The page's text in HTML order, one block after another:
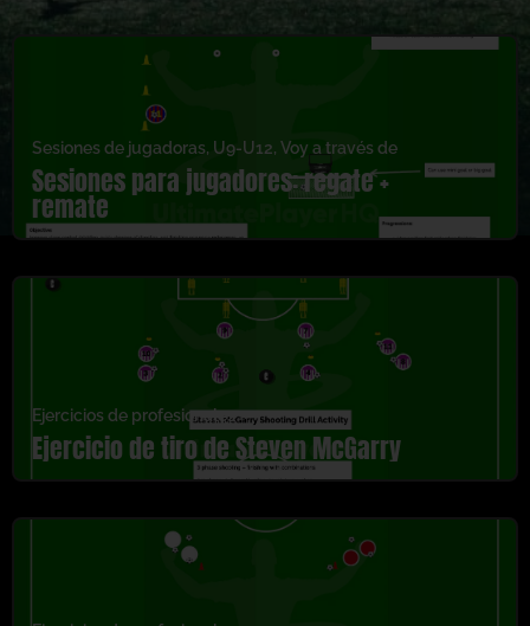
Sesiones de jugadoras, U9-U12, Voy a través de
Sesiones para jugadores: regate +
remate
Ejercicios de profesionales
Ejercicio de tiro de Steven McGarry